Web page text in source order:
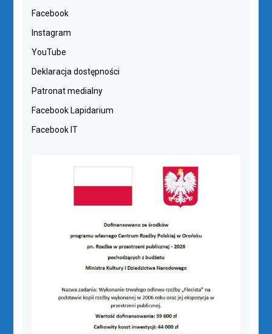
Facebook
Instagram
YouTube
Deklaracja dostępności
Patronat medialny
Facebook Lapidarium
Facebook IT